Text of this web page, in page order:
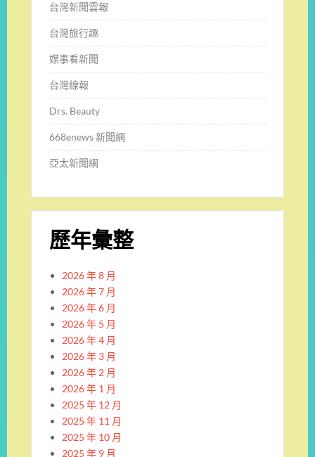
台灣新聞雲報
台灣旅行趣
媒事看新聞
台灣線報
Drs. Beauty
668enews 新聞網
亞太新聞網
歷年彙整
2026 年 8 月
2026 年 7 月
2026 年 6 月
2026 年 5 月
2026 年 4 月
2026 年 3 月
2026 年 2 月
2026 年 1 月
2025 年 12 月
2025 年 11 月
2025 年 10 月
2025 年 9 月